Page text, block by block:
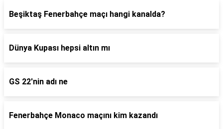
Beşiktaş Fenerbahçe maçı hangi kanalda?
Dünya Kupası hepsi altın mı
GS 22'nin adı ne
Fenerbahçe Monaco maçını kim kazandı